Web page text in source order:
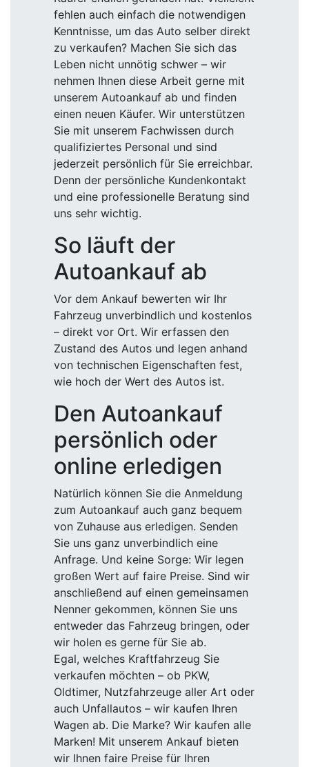
fehlen auch einfach die notwendigen
Kenntnisse, um das Auto selber direkt
zu verkaufen? Machen Sie sich das
Leben nicht unnötig schwer – wir
nehmen Ihnen diese Arbeit gerne mit
unserem Autoankauf ab und finden
einen neuen Käufer. Wir unterstützen
Sie mit unserem Fachwissen durch
qualifiziertes Personal und sind
jederzeit persönlich für Sie erreichbar.
Denn der persönliche Kundenkontakt
und eine professionelle Beratung sind
uns sehr wichtig.
So läuft der
Autoankauf ab
Vor dem Ankauf bewerten wir Ihr
Fahrzeug unverbindlich und kostenlos
– direkt vor Ort. Wir erfassen den
Zustand des Autos und legen anhand
von technischen Eigenschaften fest,
wie hoch der Wert des Autos ist.
Den Autoankauf
persönlich oder
online erledigen
Natürlich können Sie die Anmeldung
zum Autoankauf auch ganz bequem
von Zuhause aus erledigen. Senden
Sie uns ganz unverbindlich eine
Anfrage. Und keine Sorge: Wir legen
großen Wert auf faire Preise. Sind wir
anschließend auf einen gemeinsamen
Nenner gekommen, können Sie uns
entweder das Fahrzeug bringen, oder
wir holen es gerne für Sie ab.
Egal, welches Kraftfahrzeug Sie
verkaufen möchten – ob PKW,
Oldtimer, Nutzfahrzeuge aller Art oder
auch Unfallautos – wir kaufen Ihren
Wagen ab. Die Marke? Wir kaufen alle
Marken! Mit unserem Ankauf bieten
wir Ihnen faire Preise für Ihren